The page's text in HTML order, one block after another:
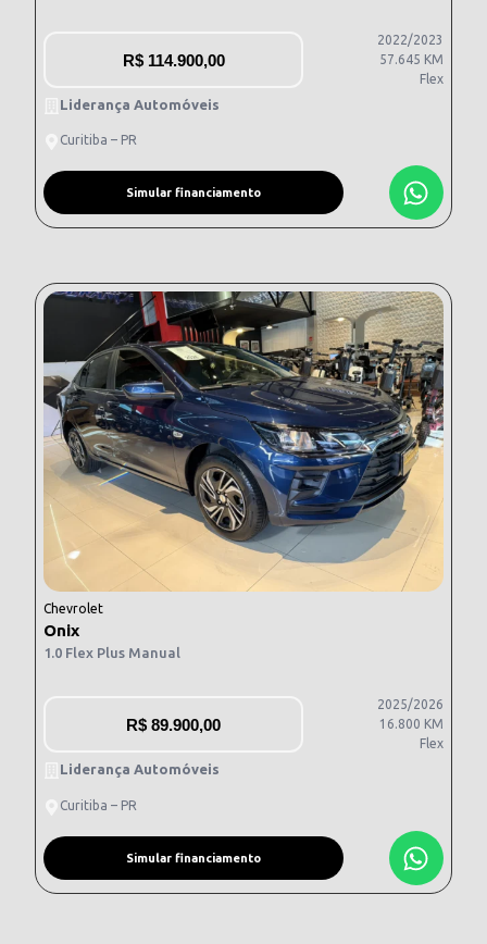
R$114.900,00
2022/2023
57.645 KM
Flex
Liderança Automóveis
Curitiba – PR
Simular financiamento
Chevrolet
Onix
1.0 Flex Plus Manual
R$ 89.900,00
2025/2026
16.800 KM
Flex
Liderança Automóveis
Curitiba – PR
Simular financiamento